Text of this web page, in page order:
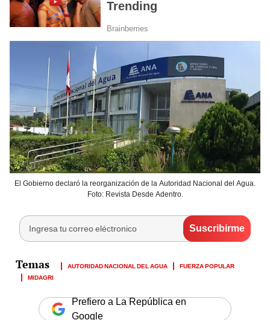
El Gobierno declaró la reorganización de la Autoridad Nacional del Agua.
Foto: Revista Desde Adentro.
AUTORIDAD NACIONAL DEL AGUA
FUERZA POPULAR
MIDAGRI
Prefiero a La República en
Google